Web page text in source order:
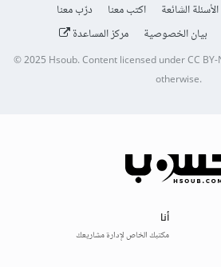
الأسئلة الشائعة اكتب معنا
درّب معنا
بيان الخصوصية مركز المساعدة
© 2025Hsoub.Content licensed underCC
otherwise.